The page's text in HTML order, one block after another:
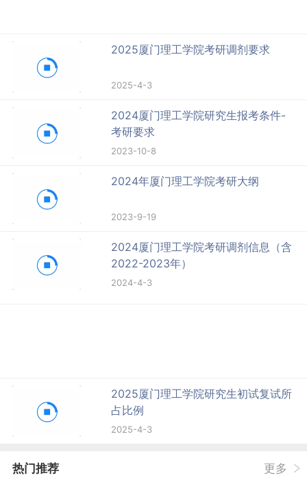
2025厦门理工学院考研调剂要求
2025-4-3
2024厦门理工学院研究生报考条件-
考研要求
2023-10-8
2024年厦门理工学院考研大纲
2023-9-19
2024厦门理工学院考研调剂信息（含
2022-2023年）
2024-4-3
2025厦门理工学院研究生初试复试所
占比例
2025-4-3
热门推荐 更多